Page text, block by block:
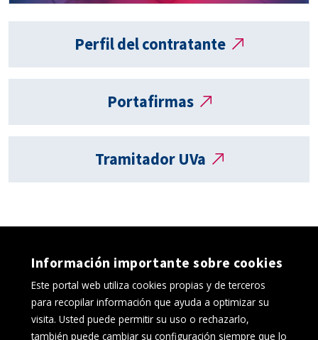
Enlaces
Perfil del contratante
Portafirmas
Tramitador UVa
Información importante sobre cookies
Este portal web utiliza cookies propias y de terceros
para recopilar información que ayuda a optimizar su
visita. Usted puede permitir su uso o rechazarlo,
también puede cambiar su configuración siempre que lo